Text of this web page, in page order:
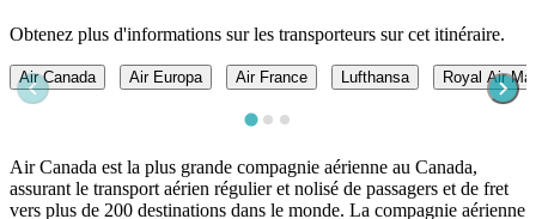
Obtenez plus d'informations sur les transporteurs sur cet itinéraire.
Air Canada Air Europa Air France Lufthansa Royal Air
Air Canada est la plus grande compagnie aérienne au Canada,
assurant le transport aérien régulier et nolisé de passagers et de fret
vers plus de 200 destinations dans le monde. La compagnie aérienne